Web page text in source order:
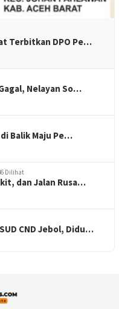
Terbitkan DPO Pe…
Nelayan So…
Balik Maju Pe…
Dilihat
dan Jalan Rusa…
CND Jebol, Didu…